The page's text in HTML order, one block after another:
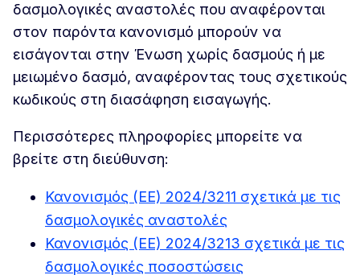
δασμολογικές αναστολές που αναφέρονται
στον παρόντα κανονισμό μπορούν να
εισάγονται στην Ένωση χωρίς δασμούς ή με
μειωμένο δασμό, αναφέροντας τους σχετικούς
κωδικούς στη διασάφηση εισαγωγής.
Περισσότερες πληροφορίες μπορείτε να
βρείτε στη διεύθυνση:
Κανονισμός (ΕΕ) 2024/3211 σχετικά με τις
δασμολογικές αναστολές
Κανονισμός (ΕΕ) 2024/3213 σχετικά με τις
δασμολογικές ποσοστώσεις